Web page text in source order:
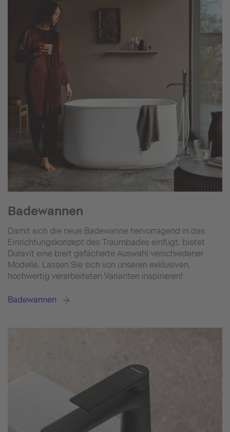
Badewannen
Damit sich die neue Badewanne hervorragend in das
Einrichtungskonzept des Traumbades einfügt, bietet
Duravit eine breit gefächerte Auswahl verschiedener
Modelle. Lassen Sie sich von unseren exklusiven,
hochwertig verarbeiteten Varianten inspirieren!
Badewannen